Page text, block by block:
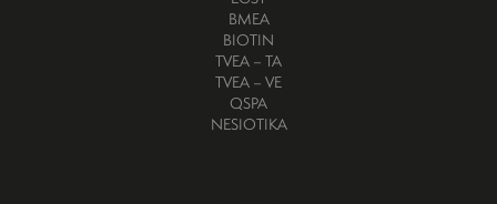
BMEA
BIOTIN
TVEA – TA
TVEA – VE
QSPA
NESIOTIKA